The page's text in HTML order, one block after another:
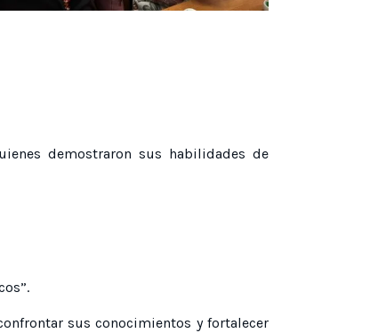
demostraron sus habilidades de
sus conocimientos y fortalecer